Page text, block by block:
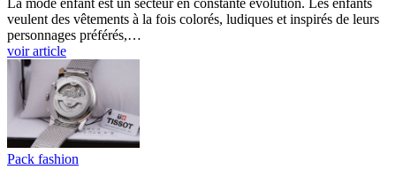
La mode enfant est un secteur en constante évolution. Les enfants
veulent des vêtements à la fois colorés, ludiques et inspirés de leurs
personnages préférés,…
voir article
Pack fashion